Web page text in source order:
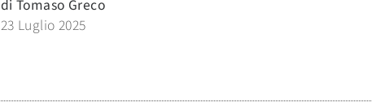
di Tomaso Greco
23 Luglio 2025